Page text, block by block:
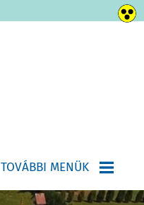
TOVÁBBI MENÜK